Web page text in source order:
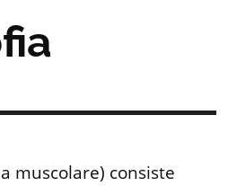
muscolare) consiste